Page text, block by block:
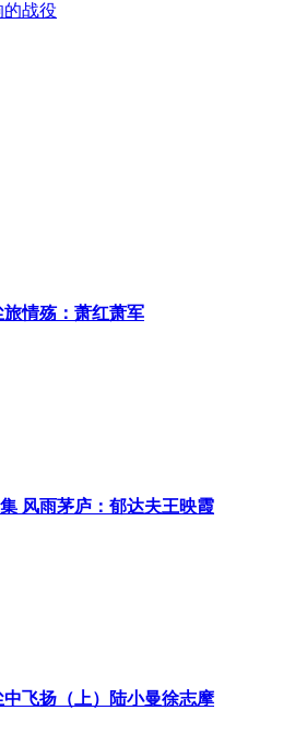
战役
情殇：萧红萧军
风雨茅庐：郁达夫王映霞
飞扬（上）陆小曼徐志摩